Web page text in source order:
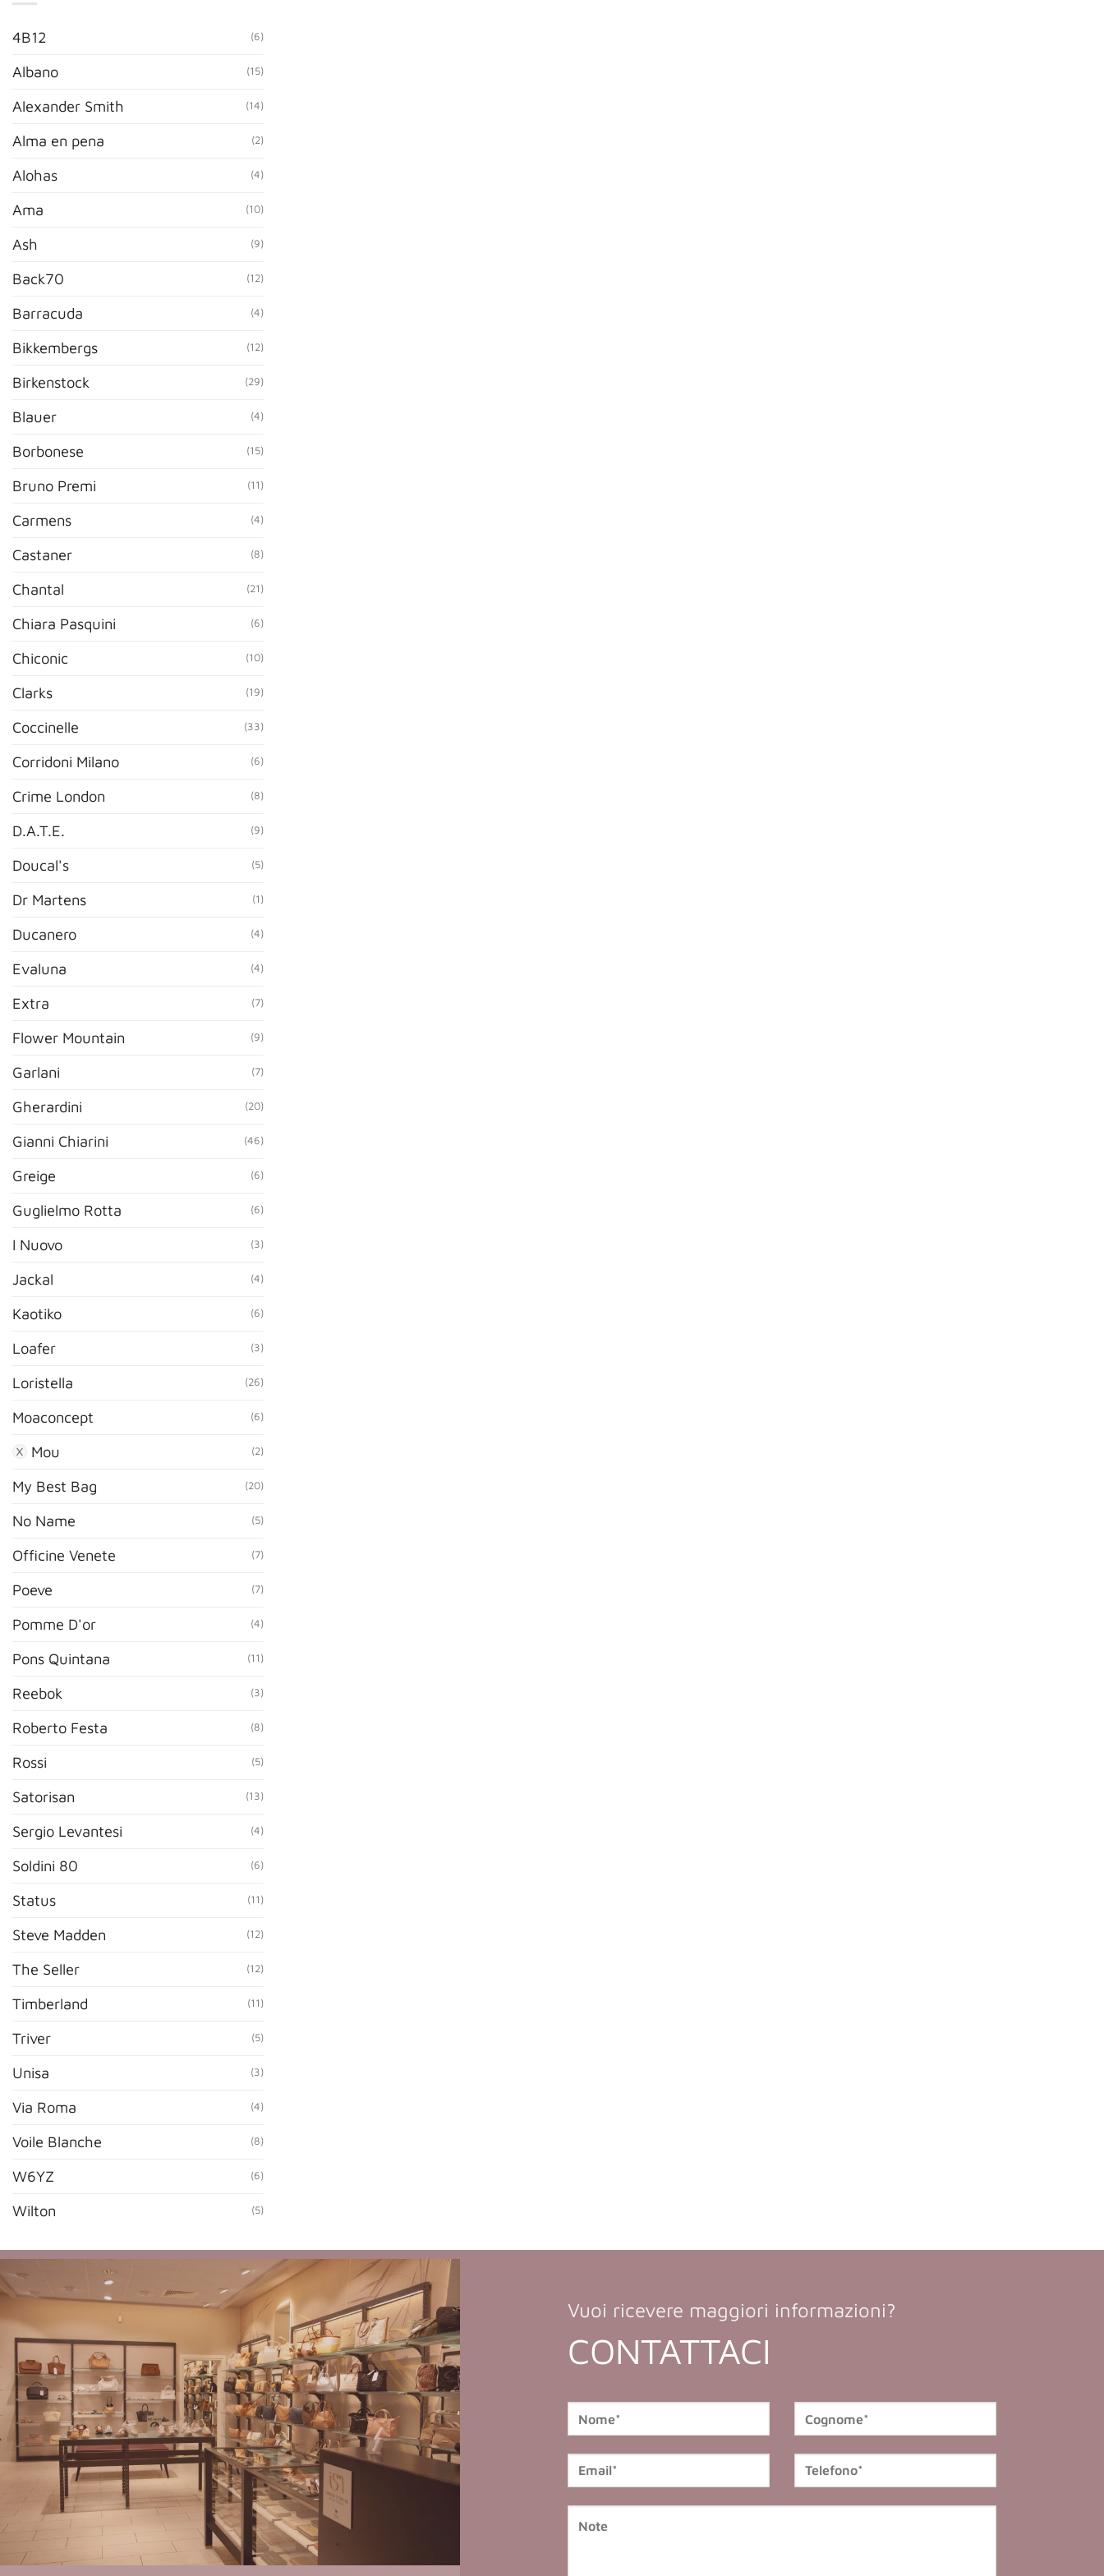
4B12 (6)
Albano (15)
Alexander Smith (14)
Alma en pena (2)
Alohas (4)
Ama (10)
Ash (9)
Back70 (12)
Barracuda (4)
Bikkembergs (12)
Birkenstock (29)
Blauer (4)
Borbonese (15)
Bruno Premi (11)
Carmens (4)
Castaner (8)
Chantal (21)
Chiara Pasquini (6)
Chiconic (10)
Clarks (19)
Coccinelle (33)
Corridoni Milano (6)
Crime London (8)
D.A.T.E. (9)
Doucal's (5)
Dr Martens (1)
Ducanero (4)
Evaluna (4)
Extra (7)
Flower Mountain (9)
Garlani (7)
Gherardini (20)
Gianni Chiarini (46)
Greige (6)
Guglielmo Rotta (6)
I Nuovo (3)
Jackal (4)
Kaotiko (6)
Loafer (3)
Loristella (26)
Moaconcept (6)
Mou (2)
My Best Bag (20)
No Name (5)
Officine Venete (7)
Poeve (7)
Pomme D'or (4)
Pons Quintana (11)
Reebok (3)
Roberto Festa (8)
Rossi (5)
Satorisan (13)
Sergio Levantesi (4)
Soldini 80 (6)
Status (11)
Steve Madden (12)
The Seller (12)
Timberland (11)
Triver (5)
Unisa (3)
Via Roma (4)
Voile Blanche (8)
W6YZ (6)
Wilton (5)
Vuoi ricevere maggiori informazioni?
CONTATTACI